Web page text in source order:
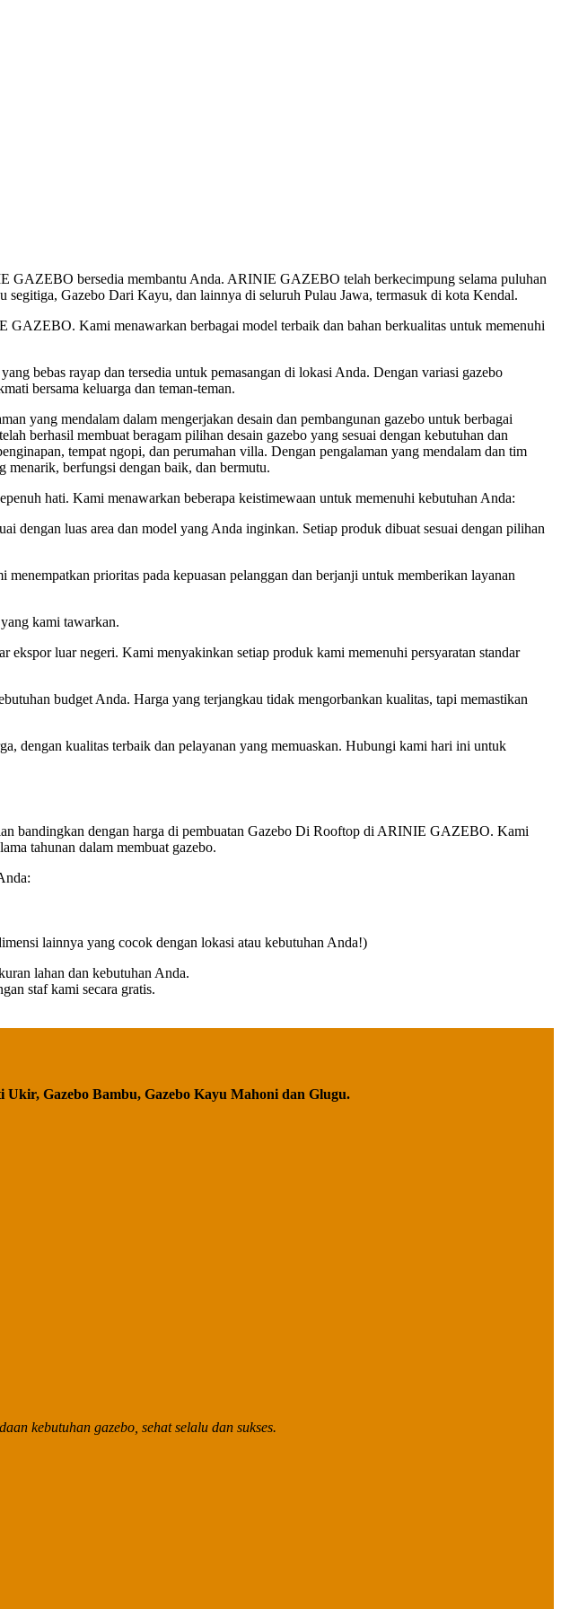
GAZEBO bersedia membantu Anda. ARINIE GAZEBO telah berkecimpung selama puluhan
segitiga, Gazebo Dari Kayu, dan lainnya di seluruh Pulau Jawa, termasuk di kota Kendal.
Kami menawarkan berbagai model terbaik dan bahan berkualitas untuk memenuhi
bebas rayap dan tersedia untuk pemasangan di lokasi Anda. Dengan variasi gazebo
bersama keluarga dan teman-teman.
yang mendalam dalam mengerjakan desain dan pembangunan gazebo untuk berbagai
berhasil membuat beragam pilihan desain gazebo yang sesuai dengan kebutuhan dan
tempat ngopi, dan perumahan villa. Dengan pengalaman yang mendalam dan tim
menarik, berfungsi dengan baik, dan bermutu.
hati. Kami menawarkan beberapa keistimewaan untuk memenuhi kebutuhan Anda:
luas area dan model yang Anda inginkan. Setiap produk dibuat sesuai dengan pilihan
prioritas pada kepuasan pelanggan dan berjanji untuk memberikan layanan
kami tawarkan.
luar negeri. Kami menyakinkan setiap produk kami memenuhi persyaratan standar
budget Anda. Harga yang terjangkau tidak mengorbankan kualitas, tapi memastikan
dengan kualitas terbaik dan pelayanan yang memuaskan. Hubungi kami hari ini untuk
bandingkan dengan harga di pembuatan Gazebo Di Rooftop di ARINIE GAZEBO. Kami
tahunan dalam membuat gazebo.
lainnya yang cocok dengan lokasi atau kebutuhan Anda!)
lahan dan kebutuhan Anda.
staf kami secara gratis.
Gazebo Bambu, Gazebo Kayu Mahoni dan Glugu.
kebutuhan gazebo, sehat selalu dan sukses.